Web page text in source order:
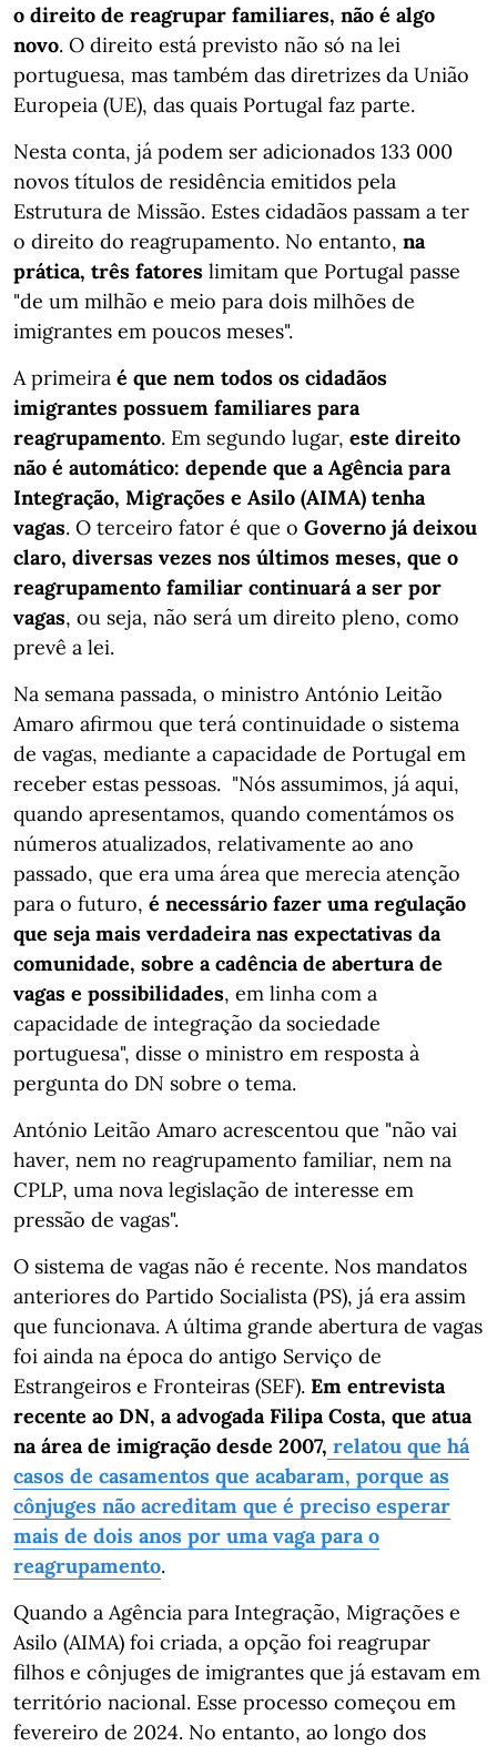
o direito de reagrupar familiares, não é algo
novo. O direito está previsto não só na lei
portuguesa, mas também das diretrizes da União
Europeia (UE), das quais Portugal faz parte.
Nesta conta, já podem ser adicionados 133 000
novos títulos de residência emitidos pela
Estrutura de Missão. Estes cidadãos passam a ter
o direito do reagrupamento. No entanto, na
prática, três fatores limitam que Portugal passe
"de um milhão e meio para dois milhões de
imigrantes em poucos meses".
A primeira é que nem todos os cidadãos
imigrantes possuem familiares para
reagrupamento. Em segundo lugar, este direito
não é automático: depende que a Agência para
Integração, Migrações e Asilo (AIMA) tenha
vagas. O terceiro fator é que o Governo já deixou
claro, diversas vezes nos últimos meses, que o
reagrupamento familiar continuará a ser por
vagas, ou seja, não será um direito pleno, como
prevê a lei.
Na semana passada, o ministro António Leitão
Amaro afirmou que terá continuidade o sistema
de vagas, mediante a capacidade de Portugal em
receber estas pessoas. "Nós assumimos, já aqui,
quando apresentamos, quando comentámos os
números atualizados, relativamente ao ano
passado, que era uma área que merecia atenção
para o futuro, é necessário fazer uma regulação
que seja mais verdadeira nas expectativas da
comunidade, sobre a cadência de abertura de
vagas e possibilidades, em linha com a
capacidade de integração da sociedade
portuguesa", disse o ministro em resposta à
pergunta do DN sobre o tema.
António Leitão Amaro acrescentou que "não vai
haver, nem no reagrupamento familiar, nem na
CPLP, uma nova legislação de interesse em
pressão de vagas".
O sistema de vagas não é recente. Nos mandatos
anteriores do Partido Socialista (PS), já era assim
que funcionava. A última grande abertura de vagas
foi ainda na época do antigo Serviço de
Estrangeiros e Fronteiras (SEF). Em entrevista
recente ao DN, a advogada Filipa Costa, que atua
na área de imigração desde 2007, relatou que há
casos de casamentos que acabaram, porque as
cônjuges não acreditam que é preciso esperar
mais de dois anos por uma vaga para o
reagrupamento.
Quando a Agência para Integração, Migrações e
Asilo (AIMA) foi criada, a opção foi reagrupar
filhos e cônjuges de imigrantes que já estavam em
território nacional. Esse processo começou em
fevereiro de 2024. No entanto, ao longo dos